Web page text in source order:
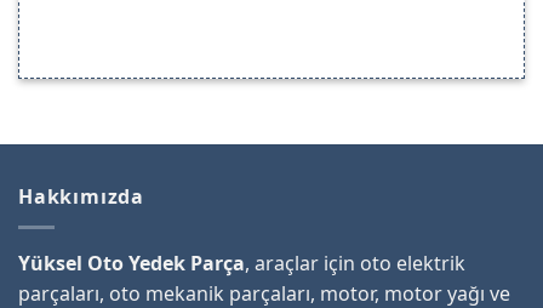
Hakkımızda
Yüksel Oto Yedek Parça, araçlar için oto elektrik
parçaları, oto mekanik parçaları, motor, motor yağı ve